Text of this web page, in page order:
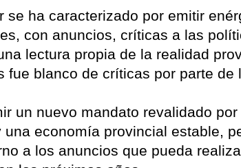
se ha caracterizado por emitir
con anuncios, críticas a las
lectura propia de la realidad
fue blanco de críticas por parte de
un nuevo mandato revalidado
economía provincial estable,
a los anuncios que pueda